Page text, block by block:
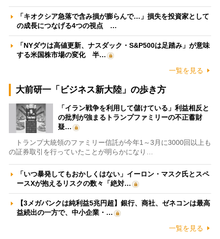
「キオクシア急落で含み損が膨らんで…」損失を投資家として
の成長につなげる4つの視点 …
「NYダウは高値更新、ナスダック・S&P500は足踏み」が意味
する米国株市場の変化 半…
一覧を見る
大前研一「ビジネス新大陸」の歩き方
「イラン戦争を利用して儲けている」利益相反と
の批判が強まるトランプファミリーの不正蓄財
疑…
トランプ大統領のファミリー信託が今年1～3月に3000回以上も
の証券取引を行っていたことが明らかになり…
「いつ暴発してもおかしくはない」イーロン・マスク氏とスペ
ースXが抱えるリスクの数々「絶対…
【3メガバンクは純利益5兆円超】銀行、商社、ゼネコンは最高
益続出の一方で、中小企業・…
一覧を見る